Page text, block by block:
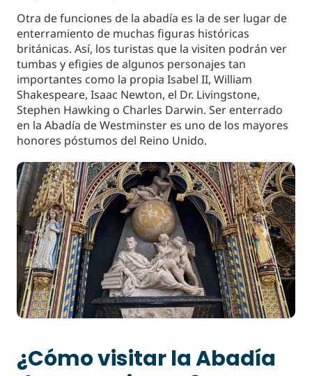
Otra de funciones de la abadía es la de ser lugar de
enterramiento de muchas figuras históricas
británicas. Así, los turistas que la visiten podrán ver
tumbas y efigies de algunos personajes tan
importantes como la propia Isabel II, William
Shakespeare, Isaac Newton, el Dr. Livingstone,
Stephen Hawking o Charles Darwin. Ser enterrado
en la Abadía de Westminster es uno de los mayores
honores póstumos del Reino Unido.
¿Cómo visitar la Abadía